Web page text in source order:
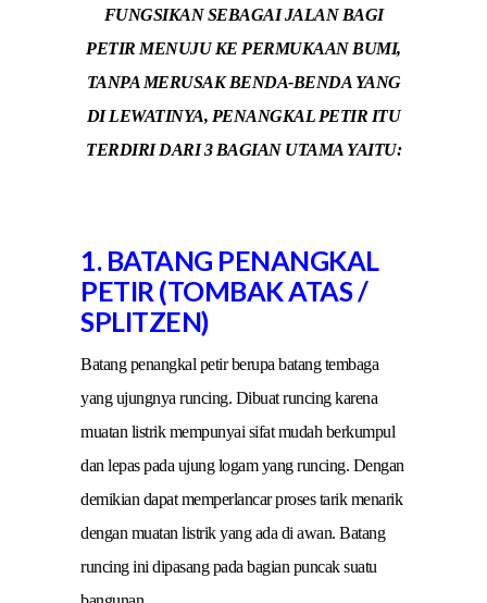
FUNGSIKAN SEBAGAI JALAN BAGI
PETIR MENUJU KE PERMUKAAN BUMI,
TANPA MERUSAK BENDA-BENDA YANG
DI LEWATINYA, PENANGKAL PETIR ITU
TERDIRI DARI 3 BAGIAN UTAMA YAITU:
1. BATANG PENANGKAL
PETIR (TOMBAK ATAS /
SPLITZEN)
Batang penangkal petir berupa batang tembaga
yang ujungnya runcing. Dibuat runcing karena
muatan listrik mempunyai sifat mudah berkumpul
dan lepas pada ujung logam yang runcing. Dengan
demikian dapat memperlancar proses tarik menarik
dengan muatan listrik yang ada di awan. Batang
runcing ini dipasang pada bagian puncak suatu